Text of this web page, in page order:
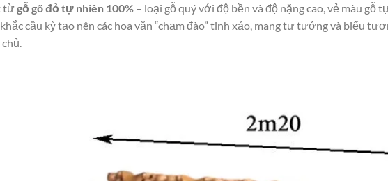
từgỗ gõ đỏ tự nhiên 100% – loại gỗ quý với độ bền và độ nặng cao, vẻ màu gỗ
cầu kỳ tạo nên các hoa văn “chạm đào” tinh xảo, mang tư tưởng và biểu